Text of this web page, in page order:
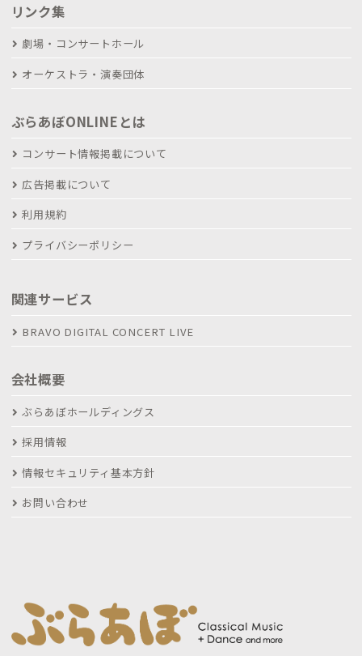
リンク集
劇場・コンサートホール
オーケストラ・演奏団体
ぶらあぼONLINEとは
コンサート情報掲載について
広告掲載について
利用規約
プライバシーポリシー
関連サービス
BRAVO DIGITAL CONCERT LIVE
会社概要
ぶらあぼホールディングス
採用情報
情報セキュリティ基本方針
お問い合わせ